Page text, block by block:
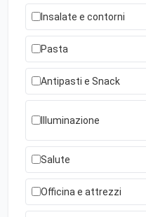
Insalate e contorni
Pasta
Antipasti e Snack
Illuminazione
Salute
Officina e attrezzi